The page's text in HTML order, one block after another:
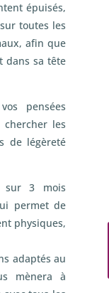
épuisés,
toutes les
afin que
dans sa tête
pensées
les
de légèreté
sur 3 mois
permet de
physiques,
adaptés au
mènera à